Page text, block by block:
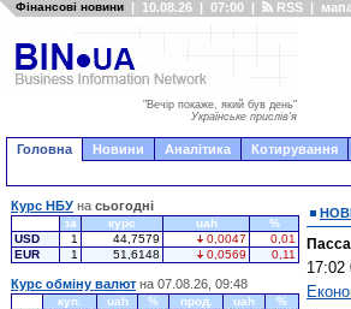
Фінансові новини | 10.08.26 | 07:00 | RSS |
"Вечір покаже, який був день"
Українське прислів'я
Головна Новини Аналітика Котирування
17:02
Курс НБУ на сьогодні
за курс uah
%
USD
1 44,7579 0,0047
0,01
EUR
1 51,6148 0,0569 0,11
Курс обміну валют на 07.08.26, 09:48
куп. uah % прод. uah
%